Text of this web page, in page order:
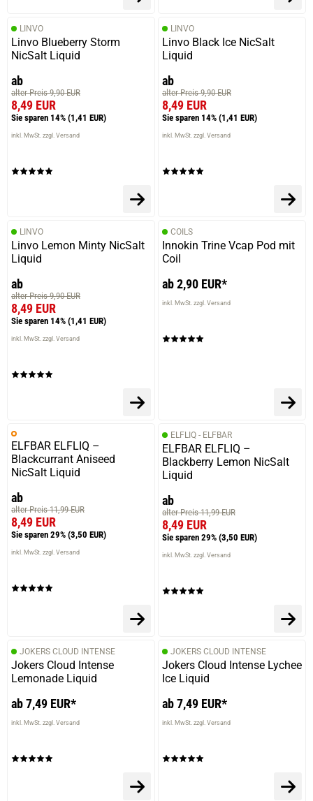
LINVO
Linvo Blueberry Storm
NicSalt Liquid
ab
alter Preis 9,90 EUR
8,49 EUR
Sie sparen 14% (1,41 EUR)
inkl. MwSt. zzgl. Versand
LINVO
Linvo Black Ice NicSalt
Liquid
ab
alter Preis 9,90 EUR
8,49 EUR
Sie sparen 14% (1,41 EUR)
inkl. MwSt. zzgl. Versand
LINVO
Linvo Lemon Minty NicSalt
Liquid
ab
alter Preis 9,90 EUR
8,49 EUR
Sie sparen 14% (1,41 EUR)
inkl. MwSt. zzgl. Versand
COILS
Innokin Trine Vcap Pod mit
Coil
ab 2,90 EUR*
inkl. MwSt. zzgl. Versand
ELFBAR ELFLIQ –
Blackcurrant Aniseed
NicSalt Liquid
ab
alter Preis 11,99 EUR
8,49 EUR
Sie sparen 29% (3,50 EUR)
inkl. MwSt. zzgl. Versand
ELFLIQ - ELFBAR
ELFBAR ELFLIQ –
Blackberry Lemon NicSalt
Liquid
ab
alter Preis 11,99 EUR
8,49 EUR
Sie sparen 29% (3,50 EUR)
inkl. MwSt. zzgl. Versand
JOKERS CLOUD INTENSE
Jokers Cloud Intense
Lemonade Liquid
ab 7,49 EUR*
inkl. MwSt. zzgl. Versand
JOKERS CLOUD INTENSE
Jokers Cloud Intense Lychee
Ice Liquid
ab 7,49 EUR*
inkl. MwSt. zzgl. Versand